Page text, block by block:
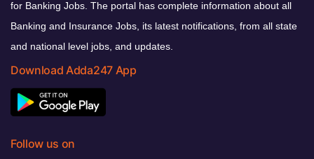
for Banking Jobs. The portal has complete information about all
Banking and Insurance Jobs, its latest notifications, from all state
and national level jobs, and updates.
Download Adda247 App
Follow us on